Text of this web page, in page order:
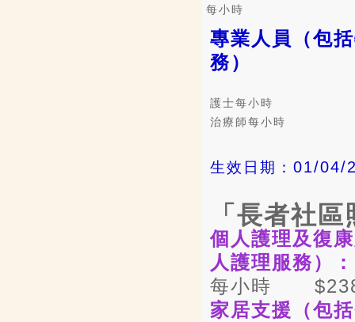
每小時
專業人員（包
務）
護士每小時
治療師每小時
生效日期： 01/04/
「長者社
個人護理及復
人護理服務）
：
每小時
家居支援（包